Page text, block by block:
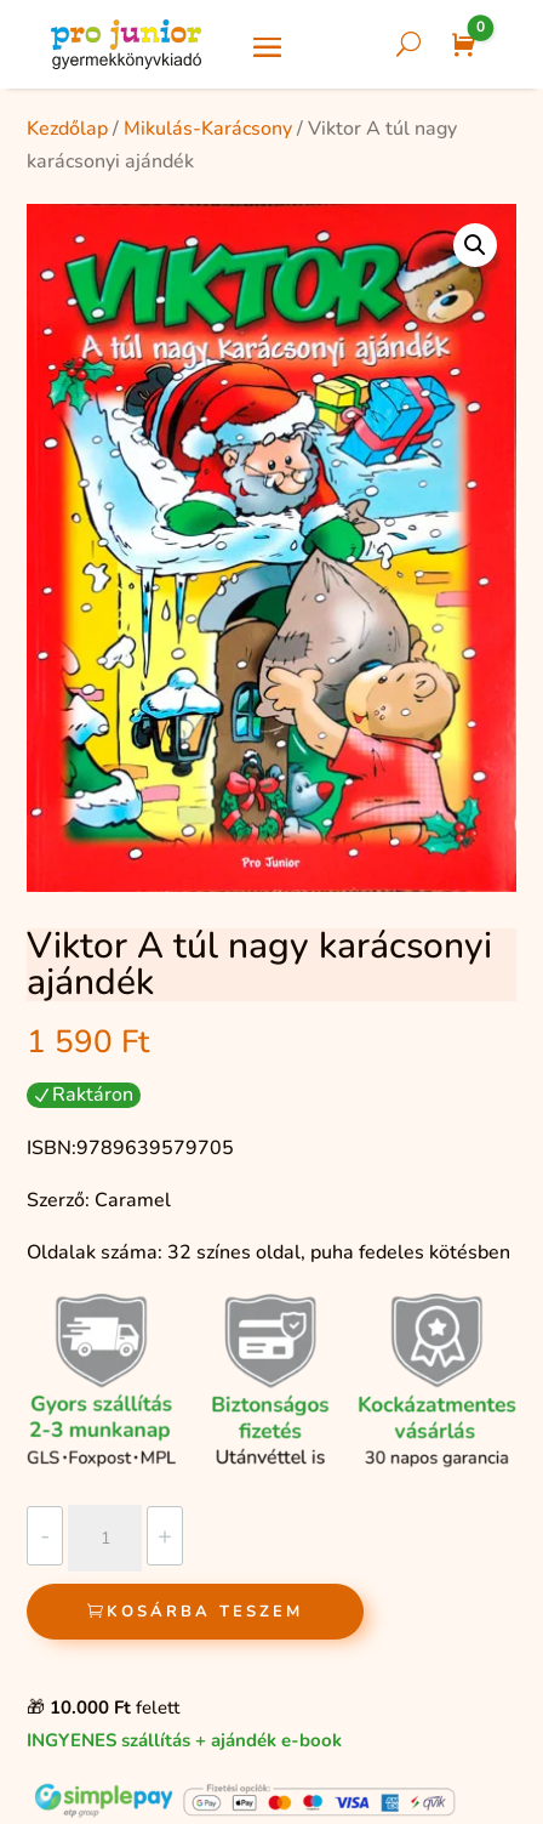
U Cart
0
Kezdőlap/ Mikulás-Karácsony/ Viktor A túl nagy
karácsonyi ajándék
Viktor A túl nagy karácsonyi
ajándék
1 590 Ft
N Raktáron
ISBN:9789639579705
Szerző: Caramel
Oldalak száma: 32 színes oldal, puha fedeles kötésben
-
túl
nagy
karácsonyi
mennyiség
+
KOSÁRBA TESZEM
🎁 10.000 Ft felett
INGYENES szállítás + ajándék e-book